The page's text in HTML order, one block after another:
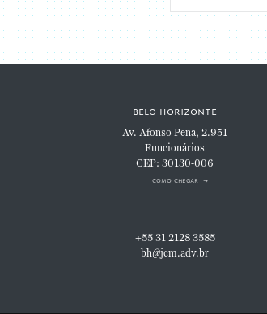
belo horizonte
Av. Afonso Pena, 2.951
Funcionários
CEP: 30130-006
como chegar
+55 31 2128 3585
bh@jcm.adv.br